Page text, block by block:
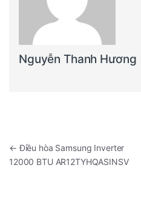
Nguyễn Thanh Hương
Điều hướng bài viết
← Điều hòa Samsung Inverter
12000 BTU AR12TYHQASINSV